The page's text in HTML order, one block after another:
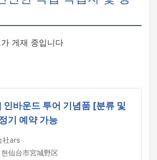
게재 중입니다
바운드 투어 기념품 [분류 및
기 예약 가능
社ars
仙台市宮城野区